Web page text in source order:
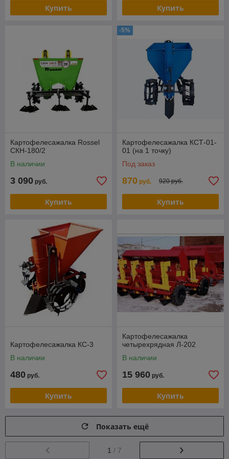
Купить Купить
Картофелесажалка Rossel
СКН-180/2
В наличии
3 090 руб.
Купить
-5%
Картофелесажалка КСТ-01-
01 (на 1 точку)
Под заказ
870 руб. 920 руб.
Купить
Картофелесажалка КС-3
В наличии
480 руб.
Купить
Картофелесажалка
четырехрядная Л-202
В наличии
15 960 руб.
Купить
Показать ещё
1 / 7